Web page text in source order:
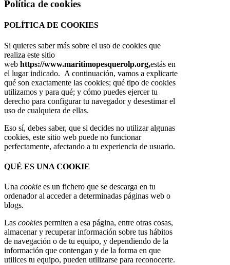
Política de cookies
POLÍTICA DE COOKIES
Si quieres saber más sobre el uso de cookies que
realiza este sitio
web https://www.maritimopesquerolp.org,estás en
el lugar indicado. A continuación, vamos a explicarte
qué son exactamente las cookies; qué tipo de cookies
utilizamos y para qué; y cómo puedes ejercer tu
derecho para configurar tu navegador y desestimar el
uso de cualquiera de ellas.
Eso sí, debes saber, que si decides no utilizar algunas
cookies, este sitio web puede no funcionar
perfectamente, afectando a tu experiencia de usuario.
QUÉ ES UNA COOKIE
Una cookie es un fichero que se descarga en tu
ordenador al acceder a determinadas páginas web o
blogs.
Las cookies permiten a esa página, entre otras cosas,
almacenar y recuperar información sobre tus hábitos
de navegación o de tu equipo, y dependiendo de la
información que contengan y de la forma en que
utilices tu equipo, pueden utilizarse para reconocerte.